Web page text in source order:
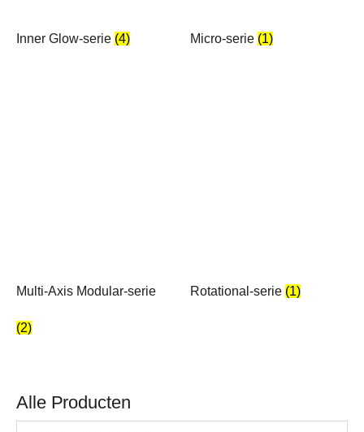
Alle Producten
Inner Glow-serie (4) Micro-serie (1)
Multi-Axis Modular-serie
(2)
Rotational-serie (1)